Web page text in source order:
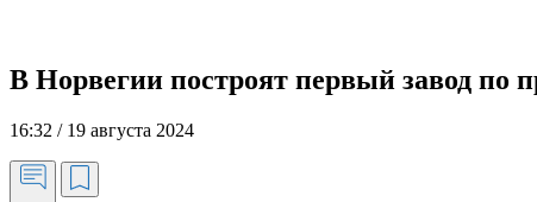
В Норвегии построят первый завод по
16:32 / 19 августа 2024